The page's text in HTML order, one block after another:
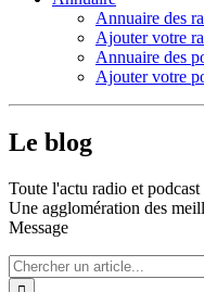
Annuaire des
Ajouter votre
Annuaire des
Ajouter votre
Le blog
Toute l'actu radio et podcast
Une agglomération des
Message